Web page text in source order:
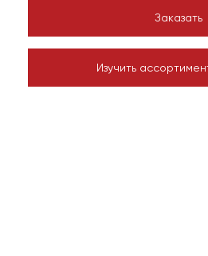
Заказать
Изучить